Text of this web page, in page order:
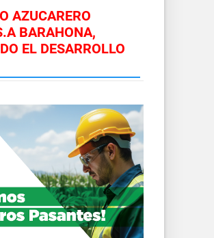
AZUCARERO
BARAHONA,
EL DESARROLLO